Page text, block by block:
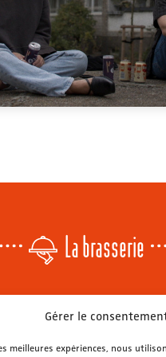
Gérer le
meilleures expériences, nous
La brasserie
Mardi & mercredi:
Jeudi: 11h - 1h